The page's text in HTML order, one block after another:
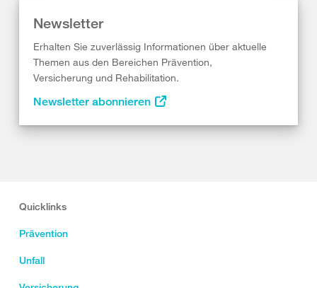
Newsletter
Erhalten Sie zuverlässig Informationen über aktuelle
Themen aus den Bereichen Prävention,
Versicherung und Rehabilitation.
Newsletter abonnieren
Quicklinks
Prävention
Unfall